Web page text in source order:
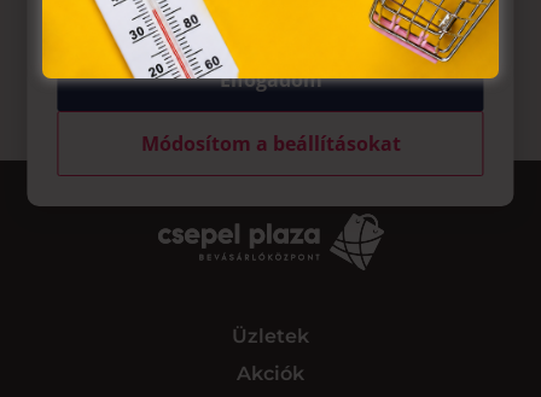
Üzletek
Akciók
Elfogadom
Módosítom a beállításokat